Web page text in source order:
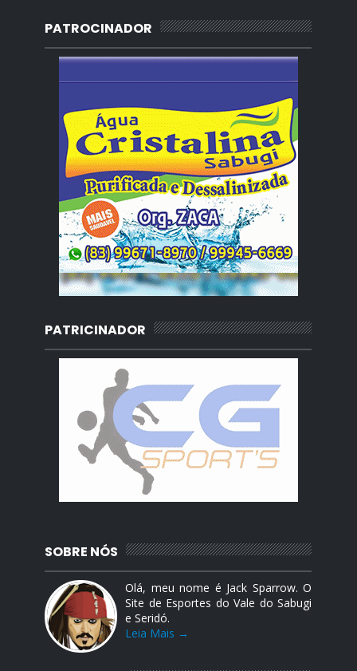
PATROCINADOR
PATRICINADOR
SOBRE NÓS
Olá, meu nome é Jack Sparrow. O
Site de Esportes do Vale do Sabugi
e Seridó.
Leia Mais →